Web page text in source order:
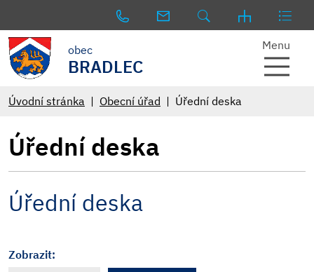
obec
BRADLEC
Menu
Úvodní stránka Obecní úřad Úřední deska
Úřední deska
Úřední deska
Zobrazit: